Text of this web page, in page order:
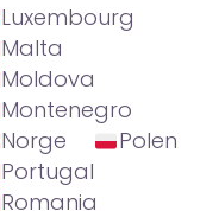
Luxembourg
Malta
Moldova
Montenegro
Norge
Polen
Portugal
Romania